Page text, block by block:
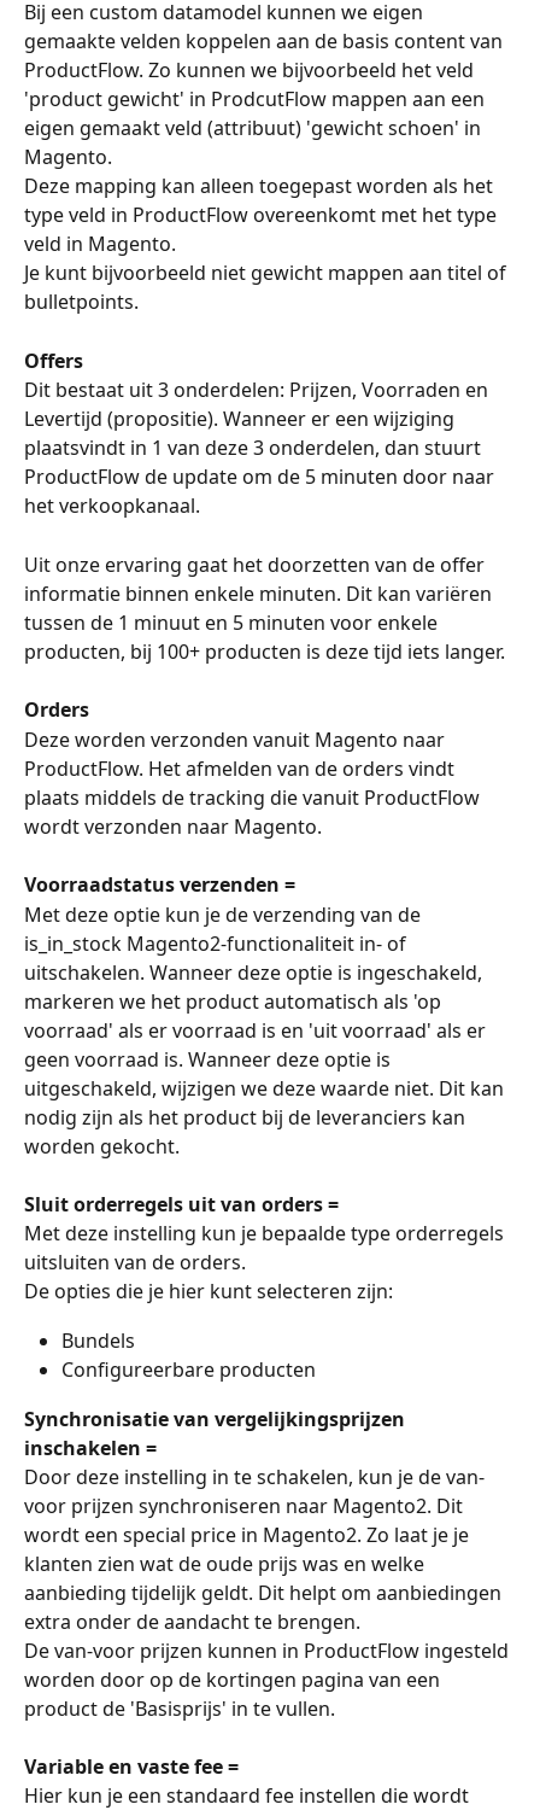
Bij een custom datamodel kunnen we eigen
gemaakte velden koppelen aan de basis content van
ProductFlow. Zo kunnen we bijvoorbeeld het veld
'product gewicht' in ProdcutFlow mappen aan een
eigen gemaakt veld (attribuut) 'gewicht schoen' in
Magento.
Deze mapping kan alleen toegepast worden als het
type veld in ProductFlow overeenkomt met het type
veld in Magento.
Je kunt bijvoorbeeld niet gewicht mappen aan titel of
bulletpoints.
Offers
Dit bestaat uit 3 onderdelen: Prijzen, Voorraden en
Levertijd (propositie). Wanneer er een wijziging
plaatsvindt in 1 van deze 3 onderdelen, dan stuurt
ProductFlow de update om de 5 minuten door naar
het verkoopkanaal.
Uit onze ervaring gaat het doorzetten van de offer
informatie binnen enkele minuten. Dit kan variëren
tussen de 1 minuut en 5 minuten voor enkele
producten, bij 100+ producten is deze tijd iets langer.
Orders
Deze worden verzonden vanuit Magento naar
ProductFlow. Het afmelden van de orders vindt
plaats middels de tracking die vanuit ProductFlow
wordt verzonden naar Magento.
Voorraadstatus verzenden =
Met deze optie kun je de verzending van de
is_in_stock Magento2-functionaliteit in- of
uitschakelen. Wanneer deze optie is ingeschakeld,
markeren we het product automatisch als 'op
voorraad' als er voorraad is en 'uit voorraad' als er
geen voorraad is. Wanneer deze optie is
uitgeschakeld, wijzigen we deze waarde niet. Dit kan
nodig zijn als het product bij de leveranciers kan
worden gekocht.
Sluit orderregels uit van orders =
Met deze instelling kun je bepaalde type orderregels
uitsluiten van de orders.
De opties die je hier kunt selecteren zijn:
Bundels
Configureerbare producten
Synchronisatie van vergelijkingsprijzen
inschakelen =
Door deze instelling in te schakelen, kun je de van-
voor prijzen synchroniseren naar Magento2. Dit
wordt een special price in Magento2. Zo laat je je
klanten zien wat de oude prijs was en welke
aanbieding tijdelijk geldt. Dit helpt om aanbiedingen
extra onder de aandacht te brengen.
De van-voor prijzen kunnen in ProductFlow ingesteld
worden door op de kortingen pagina van een
product de 'Basisprijs' in te vullen.
Variable en vaste fee =
Hier kun je een standaard fee instellen die wordt